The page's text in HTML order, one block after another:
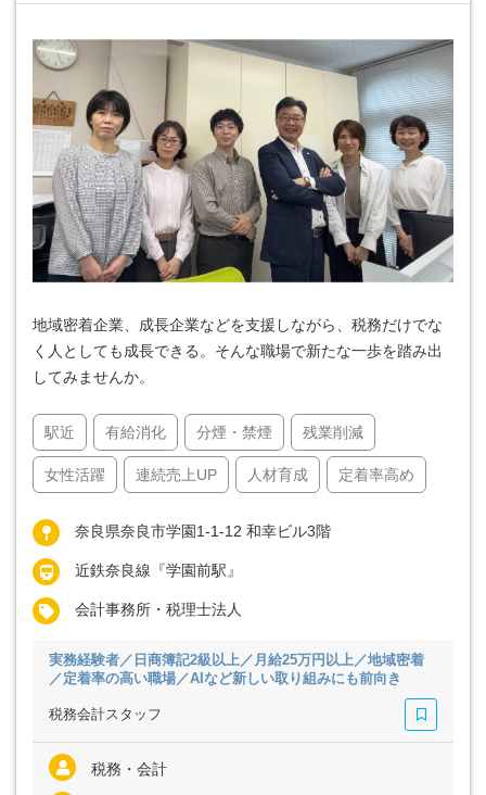
地域密着企業、成長企業などを支援しながら、税務だけでな
く人としても成長できる。そんな職場で新たな一歩を踏み出
してみませんか。
駅近 有給消化 分煙・禁煙 残業削減
女性活躍 連続売上UP 人材育成 定着率高め
奈良県奈良市学園1-1-12 和幸ビル3階
近鉄奈良線『学園前駅』
会計事務所・税理士法人
実務経験者／日商簿記2級以上／月給25万円以上／地域密着
／定着率の高い職場／AIなど新しい取り組みにも前向き
税務会計スタッフ
税務・会計